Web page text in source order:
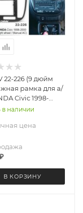
22-226 (9 дюйм
рамка для а/
Civic 1998-
справа / без
в наличии
цена
₽
В КОРЗИНУ